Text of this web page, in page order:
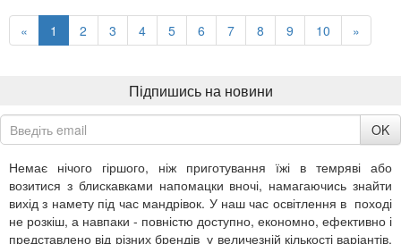
Немає нічого гіршого, ніж приготування їжі в темряві або
возитися з блискавками напомацки вночі, намагаючись знайти
вихід з намету під час мандрівок. У наш час освітлення в поході
не розкіш, а навпаки - повністю доступно, економно, ефективно і
представлено від різних брендів у величезній кількості варіантів.
« 1 2 3 4 5 6 7 8 9 10 »
Підпишись на новини
OK